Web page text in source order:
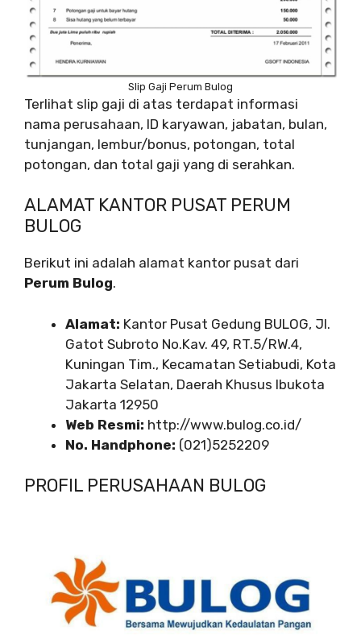
Slip Gaji Perum Bulog
Terlihat slip gaji di atas terdapat informasi
nama perusahaan, ID karyawan, jabatan, bulan,
tunjangan, lembur/bonus, potongan, total
potongan, dan total gaji yang di serahkan.
ALAMAT KANTOR PUSAT PERUM
BULOG
Berikut ini adalah alamat kantor pusat dari
Perum Bulog.
Alamat: Kantor Pusat Gedung BULOG, Jl.
Gatot Subroto No.Kav. 49, RT.5/RW.4,
Kuningan Tim., Kecamatan Setiabudi, Kota
Jakarta Selatan, Daerah Khusus Ibukota
Jakarta 12950
Web Resmi: http://www.bulog.co.id/
No. Handphone: (021)5252209
PROFIL PERUSAHAAN BULOG